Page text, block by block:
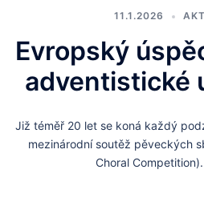
11.1.2026
Evropský
adventistické
Již téměř 20 let se koná každý
mezinárodní soutěž pěveckých
Choral